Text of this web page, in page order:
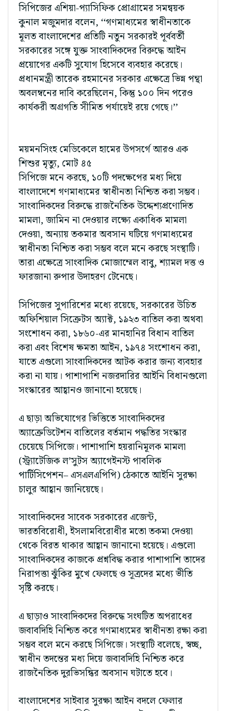
সিপিজের এশিয়া-প্যাসিফিক প্রোগ্রামের সমন্বয়ক
কুনাল মজুমদার বলেন, ‘‘গণমাধ্যমের স্বাধীনতাকে
মূলত বাংলাদেশের প্রতিটি নতুন সরকারই পূর্ববর্তী
সরকারের সঙ্গে যুক্ত সাংবাদিকদের বিরুদ্ধে আইন
প্রয়োগের একটি সুযোগ হিসেবে ব্যবহার করেছে।
প্রধানমন্ত্রী তারেক রহমানের সরকার এক্ষেত্রে ভিন্ন পন্থা
অবলম্বনের দাবি করেছিলেন, কিন্তু ১০০ দিন পরেও
কার্যকরী অগ্রগতি সীমিত পর্যায়েই রয়ে গেছে।’’
ময়মনসিংহ মেডিকেলে হামের উপসর্গে আরও এক
শিশুর মৃত্যু, মোট ৪৫
সিপিজে মনে করছে, ১০টি পদক্ষেপের মধ্য দিয়ে
বাংলাদেশে গণমাধ্যমের স্বাধীনতা নিশ্চিত করা সম্ভব।
সাংবাদিকদের বিরুদ্ধে রাজনৈতিক উদ্দেশ্যপ্রণোদিত
মামলা, জামিন না দেওয়ার লক্ষ্যে একাধিক মামলা
দেওয়া, অন্যায় তকমার অবসান ঘটিয়ে গণমাধ্যমের
স্বাধীনতা নিশ্চিত করা সম্ভব বলে মনে করছে সংস্থাটি।
তারা এক্ষেত্রে সাংবাদিক মোজাম্মেল বাবু, শ্যামল দত্ত ও
ফারজানা রুপার উদাহরণ টেনেছে।
সিপিজের সুপারিশের মধ্যে রয়েছে, সরকারের উচিত
অফিশিয়াল সিক্রেটস অ্যাক্ট, ১৯২৩ বাতিল করা অথবা
সংশোধন করা, ১৮৬০-এর মানহানির বিধান বাতিল
করা এবং বিশেষ ক্ষমতা আইন, ১৯৭৪ সংশোধন করা,
যাতে এগুলো সাংবাদিকদের আটক করার জন্য ব্যবহার
করা না যায়। পাশাপাশি নজরদারির আইনি বিধানগুলো
সংস্কারের আহ্বানও জানানো হয়েছে।
এ ছাড়া অভিযোগের ভিত্তিতে সাংবাদিকদের
অ্যাক্রেডিটেশন বাতিলের বর্তমান পদ্ধতির সংস্কার
চেয়েছে সিপিজে। পাশাপাশি হয়রানিমূলক মামলা
(স্ট্র্যাটেজিক ল’সুটস অ্যাগেইনস্ট পাবলিক
পার্টিসিপেশন– এসএলএপিপি) ঠেকাতে আইনি সুরক্ষা
চালুর আহ্বান জানিয়েছে।
সাংবাদিকদের সাবেক সরকারের এজেন্ট,
ভারতবিরোধী, ইসলামবিরোধীর মতো তকমা দেওয়া
থেকে বিরত থাকার আহ্বান জানানো হয়েছে। এগুলো
সাংবাদিকদের কাজকে প্রশ্নবিদ্ধ করার পাশাপাশি তাদের
নিরাপত্তা ঝুঁকির মুখে ফেলছে ও সূত্রদের মধ্যে ভীতি
সৃষ্টি করছে।
এ ছাড়াও সাংবাদিকদের বিরুদ্ধে সংঘটিত অপরাধের
জবাবদিহি নিশ্চিত করে গণমাধ্যমের স্বাধীনতা রক্ষা করা
সম্ভব বলে মনে করছে সিপিজে। সংস্থাটি বলেছে, স্বচ্ছ,
স্বাধীন তদন্তের মধ্য দিয়ে জবাবদিহি নিশ্চিত করে
রাজনৈতিক দুরভিসন্ধির অবসান ঘটাতে হবে।
বাংলাদেশের সাইবার সুরক্ষা আইন বদলে ফেলার